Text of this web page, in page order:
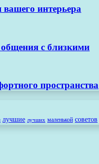
интерьера
с близкими
пространства
лучшие лучших маленькой советов